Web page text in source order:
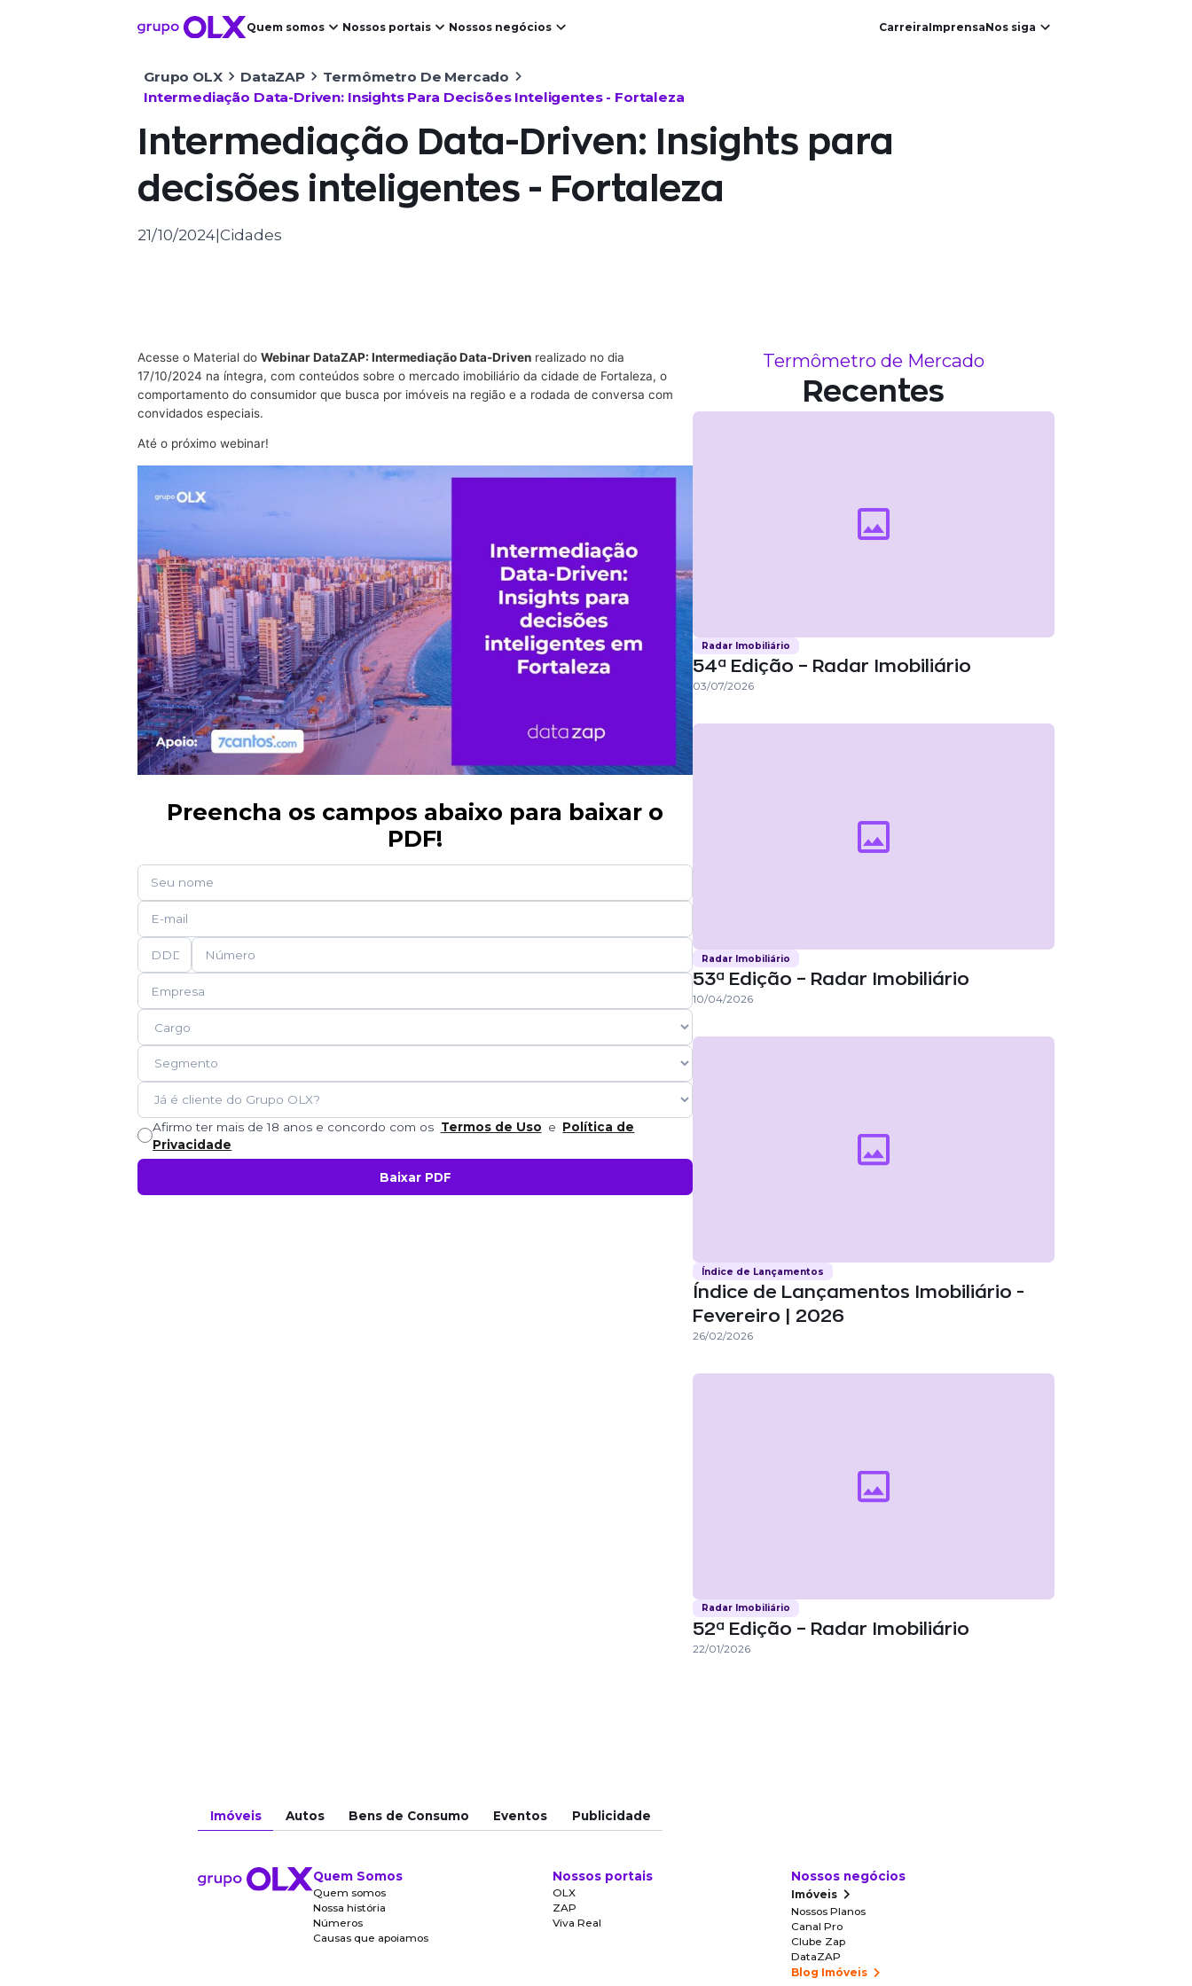
Quem somos Nossos portais Nossos negócios CarreiraImprensaNos siga
Grupo OLX DataZAP
Termômetro De Mercado
Intermediação Data-Driven: Insights Para Decisões Inteligentes - Fortaleza
Intermediação Data-Driven: Insights para
decisões inteligentes - Fortaleza
21/10/2024|Cidades
Acesse o Material doWebinar DataZAP: Intermediação Data-Driven realizado no dia
17/10/2024 na íntegra, com conteúdos sobre o mercado imobiliário da cidade de Fortaleza, o
comportamento do consumidor que busca por imóveis na região e a rodada de conversa com
convidados especiais.
Até o próximo webinar!
Preencha os campos abaixo para baixar o
PDF!
Afirmo ter mais de 18 anos e concordo com os Termos de Uso e Política de
Privacidade
Termômetro de Mercado
Recentes
Radar Imobiliário
54ª Edição – Radar Imobiliário
03/07/2026
Radar Imobiliário
53ª Edição – Radar Imobiliário
10/04/2026
Índice de Lançamentos
Índice de Lançamentos Imobiliário -
Fevereiro | 2026
26/02/2026
Radar Imobiliário
52ª Edição – Radar Imobiliário
22/01/2026
Imóveis Autos Bens de Consumo Eventos Publicidade
Quem Somos
Quem somos
Nossa história
Números
Causas que apoiamos
Nossos portais
OLX
ZAP
Viva Real
Nossos negócios
Imóveis
Nossos Planos
Canal Pro
Clube Zap
DataZAP
Blog Imóveis